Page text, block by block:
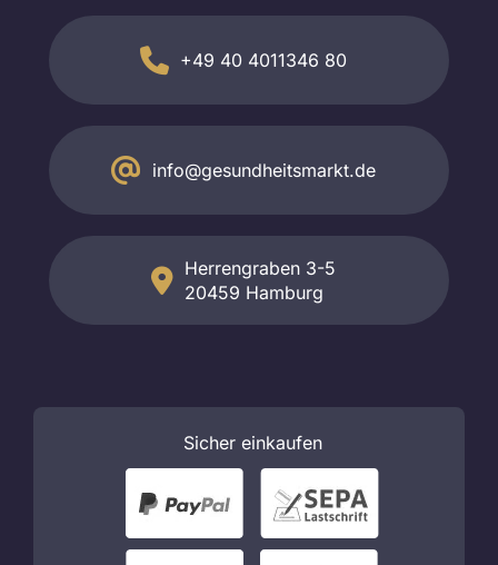
+49 40 4011346 80
info@gesundheitsmarkt.de
Herrengraben 3-5
20459 Hamburg
Sicher einkaufen